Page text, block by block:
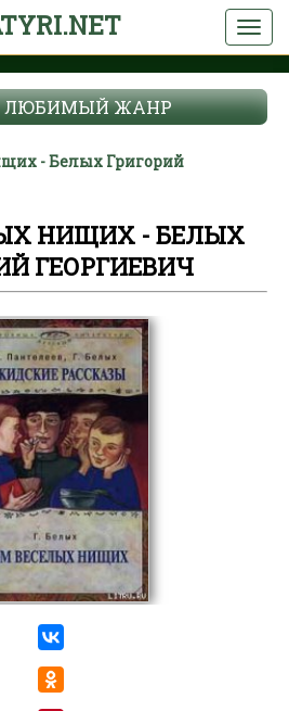
ЛЮБИМЫЙ ЖАНР
- Белых Григорий
НИЩИХ - БЕЛЫХ
ГЕОРГИЕВИЧ